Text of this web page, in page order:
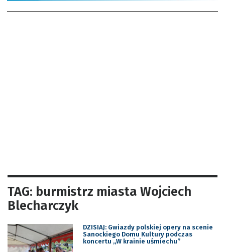
TAG: burmistrz miasta Wojciech
Blecharczyk
DZISIAJ: Gwiazdy polskiej opery na scenie
Sanockiego Domu Kultury podczas
koncertu ,,W krainie uśmiechu”